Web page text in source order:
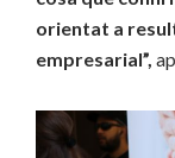
orientat a
empresarial”,